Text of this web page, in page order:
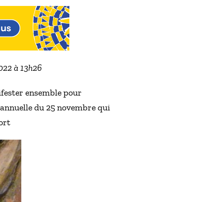
à 13h26
ensemble pour
du 25 novembre qui